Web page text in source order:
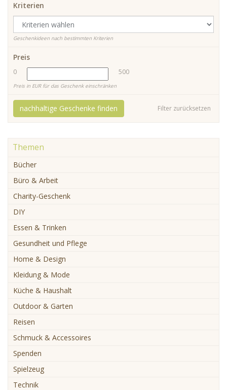
Kriterien
Geschenkideen nach bestimmten Kriterien
Preis
0 500
Preis in EUR für das Geschenk einschränken
Filter zurücksetzen
nachhaltige Geschenke finden
Themen
Bücher
Büro & Arbeit
Charity-Geschenk
DIY
Essen & Trinken
Gesundheit und Pflege
Home & Design
Kleidung & Mode
Küche & Haushalt
Outdoor & Garten
Reisen
Schmuck & Accessoires
Spenden
Spielzeug
Technik